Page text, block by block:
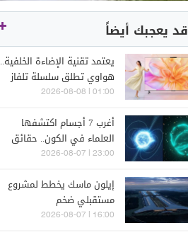
قد يعجبك أيضاً
يعتمد تقنية الإضاءة الخلفية..
هواوي تطلق سلسلة تلفاز
Vision Smart Screen 6 SE
01:00 | 2026-08-08
أغرب 7 أجسام اكتشفها
العلماء في الكون.. حقائق
تتجاوز الخيال العلمي
23:00 | 2026-08-07
إيلون ماسك يخطط لمشروع
مستقبلي ضخم
16:00 | 2026-08-07